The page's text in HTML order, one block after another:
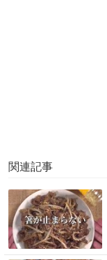
関連記事